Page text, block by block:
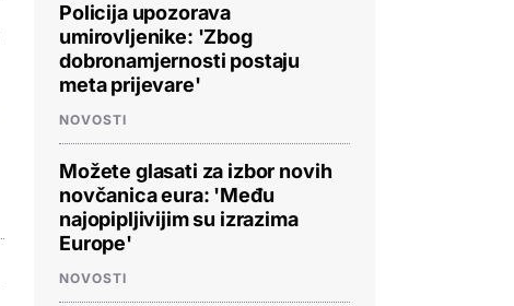
Policija upozorava
umirovljenike: 'Zbog
dobronamjernosti postaju
meta prijevare'
NOVOSTI
Možete glasati za izbor novih
novčanica eura: 'Među
najopipljivijim su izrazima
Europe'
NOVOSTI